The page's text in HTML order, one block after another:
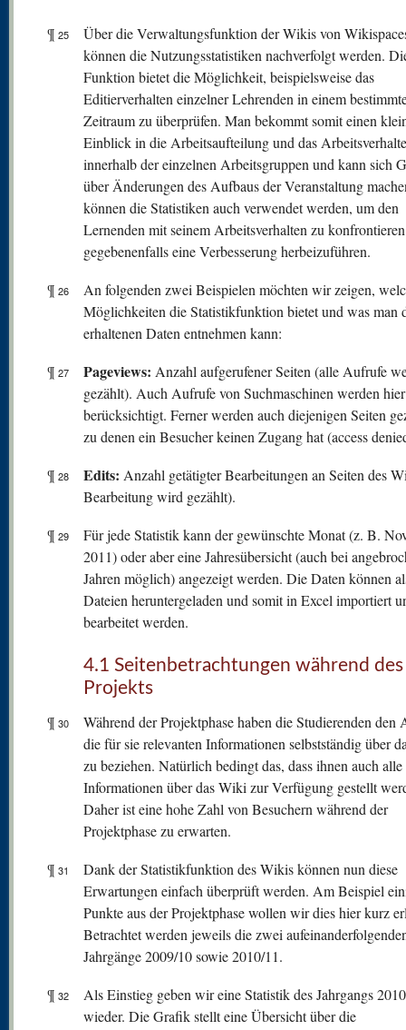
¶ 25
Über die Verwaltungsfunktion der Wikis von
können die Nutzungsstatistiken nachverfolgt werden.
Funktion bietet die Möglichkeit, beispielsweise das
Editierverhalten einzelner Lehrenden in einem
Zeitraum zu überprüfen. Man bekommt somit einen
Einblick in die Arbeitsaufteilung und das
innerhalb der einzelnen Arbeitsgruppen und kann sich
über Änderungen des Aufbaus der Veranstaltung
können die Statistiken auch verwendet werden, um den
Lernenden mit seinem Arbeitsverhalten zu
gegebenenfalls eine Verbesserung herbeizuführen.
¶ 26
An folgenden zwei Beispielen möchten wir zeigen,
Möglichkeiten die Statistikfunktion bietet und was man
erhaltenen Daten entnehmen kann:
¶ 27 Pageviews: Anzahl aufgerufener Seiten (alle Aufrufe
gezählt). Auch Aufrufe von Suchmaschinen werden hier
berücksichtigt. Ferner werden auch diejenigen Seiten
zu denen ein Besucher keinen Zugang hat (access
¶ 28 Edits: Anzahl getätigter Bearbeitungen an Seiten des
Bearbeitung wird gezählt).
¶ 29
Für jede Statistik kann der gewünschte Monat (z. B.
2011) oder aber eine Jahresübersicht (auch bei
Jahren möglich) angezeigt werden. Die Daten können
Dateien heruntergeladen und somit in Excel importiert
bearbeitet werden.
4.1 Seitenbetrachtungen während des
Projekts
¶ 30
Während der Projektphase haben die Studierenden den
die für sie relevanten Informationen selbstständig über
zu beziehen. Natürlich bedingt das, dass ihnen auch alle
Informationen über das Wiki zur Verfügung gestellt
Daher ist eine hohe Zahl von Besuchern während der
Projektphase zu erwarten.
¶ 31
Dank der Statistikfunktion des Wikis können nun diese
Erwartungen einfach überprüft werden. Am Beispiel
Punkte aus der Projektphase wollen wir dies hier kurz
Betrachtet werden jeweils die zwei
Jahrgänge 2009/10 sowie 2010/11.
¶ 32
Als Einstieg geben wir eine Statistik des Jahrgangs
wieder. Die Grafik stellt eine Übersicht über die